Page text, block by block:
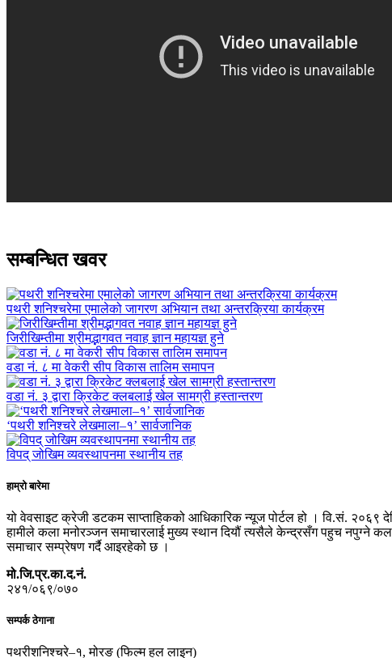
सम्बन्धित खवर
पथरी शनिश्चरेमा एमालेको जागरण अभियान तथा अन्तरक्रिया कार्यक्रम
जिरीखिम्तीमा श्रीमद्भागवत नवाह ज्ञान महायज्ञ हुने
वडा नं. ८ मा वेकरी सीप विकास तालिम समापन
वडा नं. ३ द्वारा क्रिकेट क्लबलाई खेल सामग्री हस्तान्तरण
‘पथरी शनिश्चरे लेखमाला–१’ सार्वजानिक
विपद् जोखिम व्यवस्थापनमा स्थानीय तह
हाम्रो बारेमा
यो वेवसाइट क्रेजी डटकम साप्ताहिकको आधिकारिक न्यूज पोर्टल हो । वि.सं. २०६९
हामीले कला मनोरञ्जन समाचारलाई मुख्य स्थान दियौं त्यसैले केन्द्रसँग पहुच नपुग्ने
समाचार सम्प्रेषण गर्दै आइरहेको छ ।
मो.जि.प्र.का.द.नं.
२४१/०६९/०७०
सम्पर्क ठेगाना
पथरीशनिश्चरे–१, मोरङ (फिल्म हल लाइन)